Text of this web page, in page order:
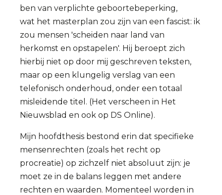
ben van verplichte geboortebeperking,
wat het masterplan zou zijn van een fascist: ik
zou mensen 'scheiden naar land van
herkomst en opstapelen'. Hij beroept zich
hierbij niet op door mij geschreven teksten,
maar op een klungelig verslag van een
telefonisch onderhoud, onder een totaal
misleidende titel. (Het verscheen in Het
Nieuwsblad en ook op DS Online).
Mijn hoofdthesis bestond erin dat specifieke
mensenrechten (zoals het recht op
procreatie) op zichzelf niet absoluut zijn: je
moet ze in de balans leggen met andere
rechten en waarden. Momenteel worden in